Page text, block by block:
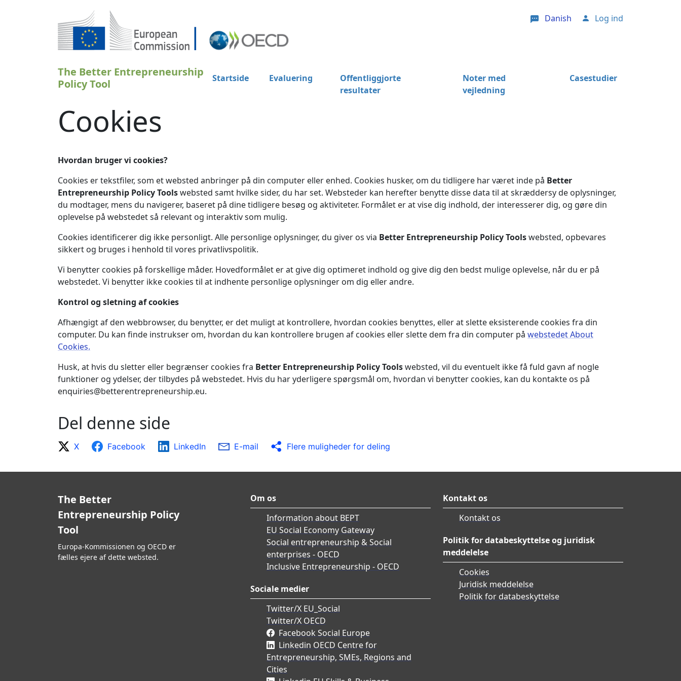
Danish User account menu
Log ind
The Better Entrepreneurship
Policy Tool
Startside Evaluering
Offentliggjorte
resultater
Noter med
vejledning
Casestudier
Cookies
Hvordan bruger vi cookies?
Cookies er tekstfiler, som et websted anbringer på din computer eller enhed. Cookies husker, om du tidligere har været inde på Better
Entrepreneurship Policy Toolswebsted samt hvilke sider, du har set. Websteder kan herefter benytte disse data til at skræddersy de oplysninger,
du modtager, mens du navigerer, baseret på dine tidligere besøg og aktiviteter. Formålet er at vise dig indhold, der interesserer dig, og gøre din
oplevelse på webstedet så relevant og interaktiv som mulig.
Cookies identificerer dig ikke personligt. Alle personlige oplysninger, du giver os via Better Entrepreneurship Policy Toolswebsted, opbevares
sikkert og bruges i henhold til vores privatlivspolitik.
Vi benytter cookies på forskellige måder. Hovedformålet er at give dig optimeret indhold og give dig den bedst mulige oplevelse, når du er på
webstedet. Vi benytter ikke cookies til at indhente personlige oplysninger om dig eller andre.
Kontrol og sletning af cookies
Afhængigt af den webbrowser, du benytter, er det muligt at kontrollere, hvordan cookies benyttes, eller at slette eksisterende cookies fra din
computer. Du kan finde instrukser om, hvordan du kan kontrollere brugen af cookies eller slette dem fra din computer på webstedet About
Cookies.
Husk, at hvis du sletter eller begrænser cookies fra Better Entrepreneurship Policy Toolswebsted, vil du eventuelt ikke få fuld gavn af nogle
funktioner og ydelser, der tilbydes på webstedet. Hvis du har yderligere spørgsmål om, hvordan vi benytter cookies, kan du kontakte os på
enquiries@betterentrepreneurship.eu.
Del denne side
X Facebook LinkedIn E-mail Flere muligheder for deling
The Better
Entrepreneurship Policy
Tool
Europa-Kommissionen og OECD er
fælles ejere af dette websted.
Om os
Information about BEPT
EU Social Economy Gateway
Social entrepreneurship & Social
enterprises - OECD
Inclusive Entrepreneurship - OECD
Sociale medier
Twitter/X EU_Social
Twitter/X OECD
Facebook Social Europe
Linkedin OECD Centre for
Entrepreneurship, SMEs, Regions and
Cities
Kontakt os
Kontakt os
Politik for databeskyttelse og juridisk
meddelelse
Cookies
Juridisk meddelelse
Politik for databeskyttelse